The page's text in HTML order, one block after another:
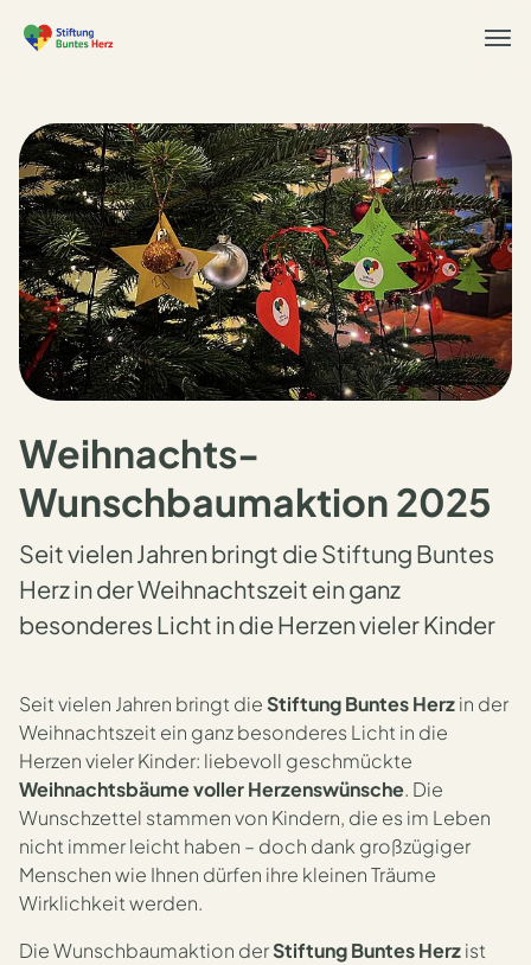
Weihnachts-
Wunschbaumaktion 2025
Seit vielen Jahren bringt die Stiftung Buntes
Herz in der Weihnachtszeit ein ganz
besonderes Licht in die Herzen vieler Kinder
Seit vielen Jahren bringt dieStiftung Buntes Herzin der
Weihnachtszeit ein ganz besonderes Licht in die
Herzen vieler Kinder: liebevoll geschmückte
Weihnachtsbäume voller Herzenswünsche. Die
Wunschzettel stammen von Kindern, die es im Leben
nicht immer leicht haben – doch dank großzügiger
Menschen wie Ihnen dürfen ihre kleinen Träume
Wirklichkeit werden.
Die Wunschbaumaktion derStiftung Buntes Herzist